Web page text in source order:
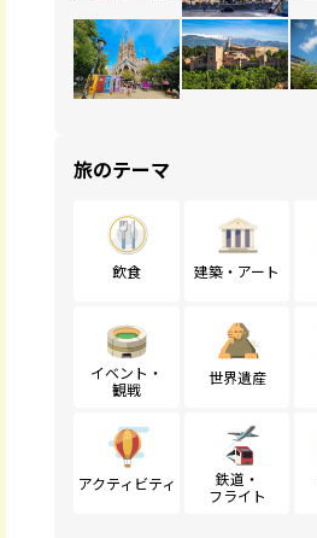
旅のテーマ
飲食 建築・アート
イベント・
観戦
世界遺産
アクティビティ
鉄道・
フライト